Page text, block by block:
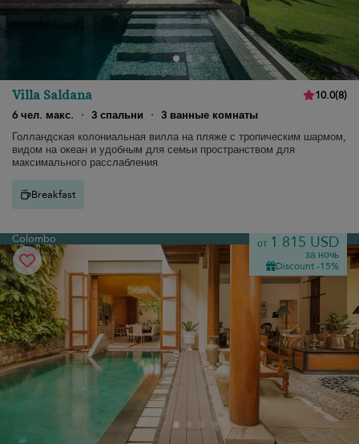
Villa Saldana 10.0(8)
6 чел. макс.
· 3 спальни · 3 ванные комнаты
Голландская колониальная вилла на пляже с тропическим шармом,
видом на океан и удобным для семьи пространством для
максимального расслабления
Breakfast
Colombo от 1 815 USD
за ночь
Discount -15%